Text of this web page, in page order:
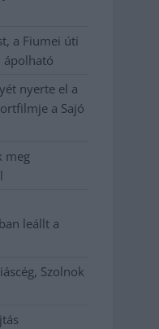
a Fiumei úti
ápolható
nyerte el a
a Sajó
meg
leállt a
Szolnok